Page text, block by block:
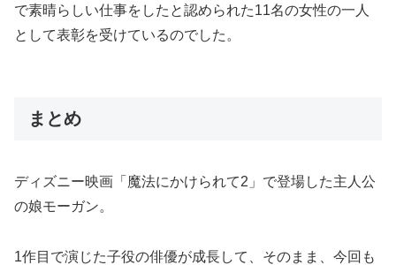
で素晴らしい仕事をしたと認められた11名の女性の一人
として表彰を受けているのでした。
まとめ
ディズニー映画「魔法にかけられて2」で登場した主人公
の娘モーガン。
1作目で演じた子役の俳優が成長して、そのまま、今回も